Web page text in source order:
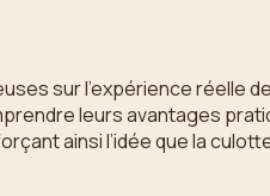
sur l’expérience réelle
leurs avantages
ainsi l’idée que la